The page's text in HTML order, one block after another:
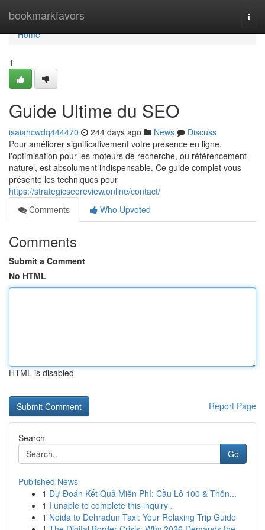
bookmarkfavors
Home
Home
1
Guide Ultime du SEO
isaiahcwdq444470 244 days ago News
Discuss
Pour améliorer significativement votre présence en ligne,
l'optimisation pour les moteurs de recherche, ou référencement
naturel, est absolument indispensable. Ce guide complet vous
présente les techniques pour
https://strategicseoreview.online/contact/
Comments
Who Upvoted
Comments
Submit a Comment
No HTML
HTML is disabled
Report Page
Search
Go
Published News
1 Dự Đoán Kết Quả Miễn Phí: Cầu Lô 100 & Thôn...
1 I unable to complete this inquiry .
1 Noida to Dehradun Taxi: Your Relaxing Trip Guide